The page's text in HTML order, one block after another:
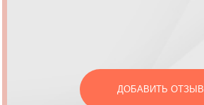
ДОБАВИТЬ ОТЗЫВ